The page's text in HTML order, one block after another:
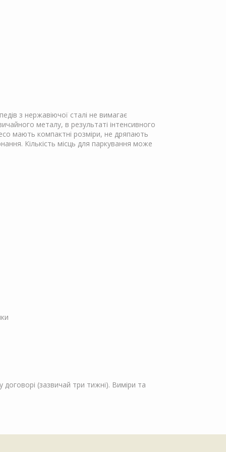
з нержавіючої сталі не вимагає
металу, в результаті інтенсивного
мають компактні розміри, не дряпають
Кількість місць для паркування може
(зазвичай три тижні). Виміри та